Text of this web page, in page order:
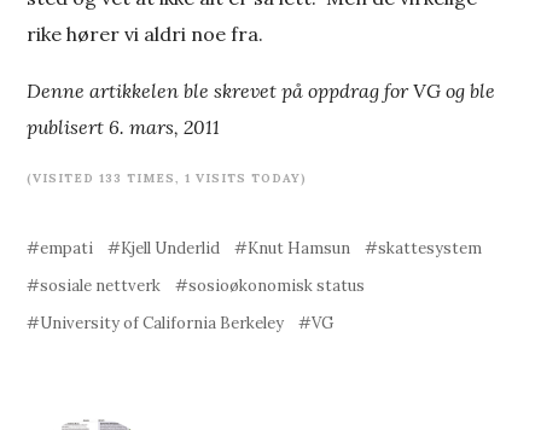
rike hører vi aldri noe fra.
Denne artikkelen ble skrevet på oppdrag for VG og ble
publisert 6. mars, 2011
(VISITED 133 TIMES, 1 VISITS TODAY)
empati Kjell Underlid Knut Hamsun
skattesystem
sosiale nettverk
sosioøkonomisk status
University of California Berkeley
VG